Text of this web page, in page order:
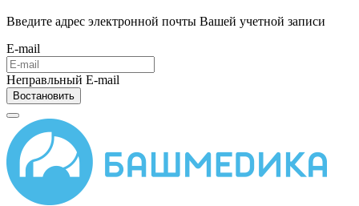
Введите адрес электронной почты Вашей учетной записи
E-mail
Неправльный E-mail
Востановить